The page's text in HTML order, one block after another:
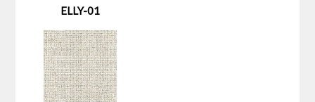
ELLY-01